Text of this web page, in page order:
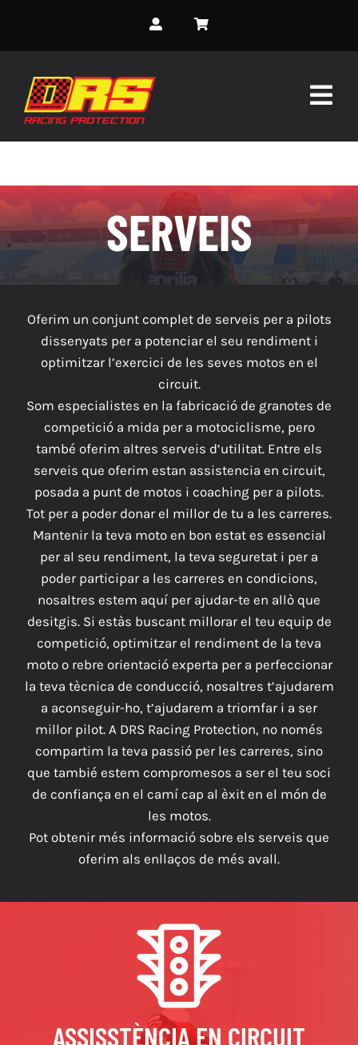
content
SOBRE NOSALTRES
SERVEIS
GRANOTES PERSONALITZADES
ESDEVENIMENTS
NOTÍCIES
CONTACTE
SERVEIS
Oferim un conjunt complet de serveis per a pilots
dissenyats per a potenciar el seu rendiment i
optimitzar l’exercici de les seves motos en el
circuit.
Som especialistes en la fabricació de granotes de
competició a mida per a motociclisme, pero
també oferim altres serveis d’utilitat. Entre els
serveis que oferim estan assistencia en circuit,
posada a punt de motos i coaching per a pilots.
Tot per a poder donar el millor de tu a les carreres.
Mantenir la teva moto en bon estat es essencial
per al seu rendiment, la teva seguretat i per a
poder participar a les carreres en condicions,
nosaltres estem aquí per ajudar-te en allò que
desitgis. Si estàs buscant millorar el teu equip de
competició, optimitzar el rendiment de la teva
moto o rebre orientació experta per a perfeccionar
la teva tècnica de conducció, nosaltres t’ajudarem
a aconseguir-ho, t’ajudarem a triomfar i a ser
millor pilot. A DRS Racing Protection, no només
compartim la teva passió per les carreres, sino
que tambié estem compromesos a ser el teu soci
de confiança en el camí cap al èxit en el món de
les motos.
Pot obtenir més informació sobre els serveis que
oferim als enllaços de més avall.
ASSISSTÈNCIA EN CIRCUIT